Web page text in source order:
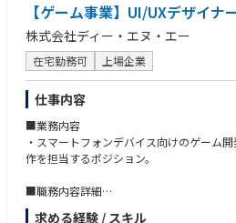
● 開発チームとの連携、要件定義、進行管
● プロダクトの顧客価値・事業価値の検証
● 顧客フィードバックを踏まえた改善サイ
● エンジニア、データ担当者、外部開発パ
● 可能であれば、開発チームのマネジメ
本ポジションは、CEO直下でe-Projection
です。
事業戦略、売上成長、顧客開拓、プロダク
主な業務内容
● 事業戦略・成長戦略の立案
※各プロジェクトの規模・期間、利用経
取り入れていたマネージメント手法など、
関する具体的なご経験を職務経歴書にご記
■求める人物像
・社内外のステークホルダーを巻き込みプ
解決に導いていける方
・未知の領域でも主体的に情報を収集、手
・社内外で信頼関係を構築していける方
【ゲーム事業】UI/UXデザイナ
株式会社ディー・エヌ・エー
在宅勤務可 上場企業
仕事内容
■業務内容
・スマートフォンデバイス向けのゲーム
作を担当するポジション。
■職務内容詳細
・企画仕様/要件を理解し、コンセプトに
求める経験 / スキル